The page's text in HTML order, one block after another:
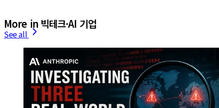
More in 빅테크·AI 기업
See all